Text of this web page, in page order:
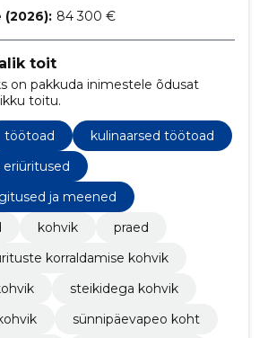
(2026): 84 300 €
toit
on pakkuda inimestele õdusat
toitu.
töötoad
kulinaarsed töötoad
ja meened
kohvik
praed
korraldamise kohvik
steikidega kohvik
sünnipäevapeo koht